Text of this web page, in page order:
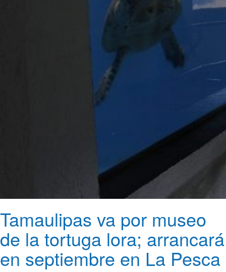
Tamaulipas va por museo
de la tortuga lora; arrancará
en septiembre en La Pesca